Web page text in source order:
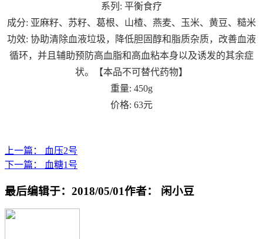
系列: 平衡食疗
成分: 亚麻籽、苏籽、葛根、山楂、燕麦、玉米、黄豆、糙米
功效: 协助清除血液垃圾，降低胆固醇和脂质杂质，改善血液
循环，并且辅助预防高血脂和高血粘本身以及诱发的其余症
状。【本品不可替代药物】
重量: 450g
价格: 63元
上一篇：
血压2号
下一篇：
血糖1号
最后编辑于：2018/05/01作者： 闲小豆